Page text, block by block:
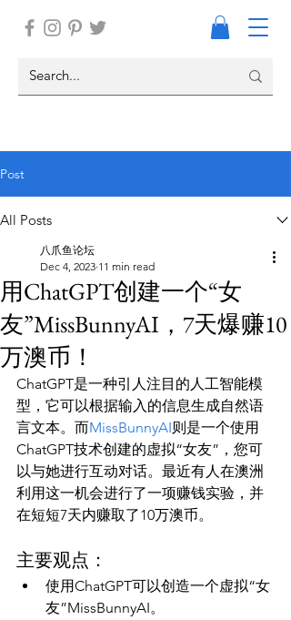
Post
All Posts
用ChatGPT创建一个“女
友”MissBunnyAI，7天爆赚10
万澳币！
八爪鱼论坛
Dec 4, 2023 11 min read
ChatGPT是一种引人注目的人工智能模
型，它可以根据输入的信息生成自然语
言文本。而MissBunnyAI则是一个使用
ChatGPT技术创建的虚拟“女友”，您可
以与她进行互动对话。最近有人在澳洲
利用这一机会进行了一项赚钱实验，并
主要观点：
使用ChatGPT可以创造一个虚拟“女
友”MissBunnyAI。